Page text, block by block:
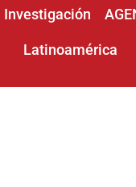
Investigación
Latinoamérica